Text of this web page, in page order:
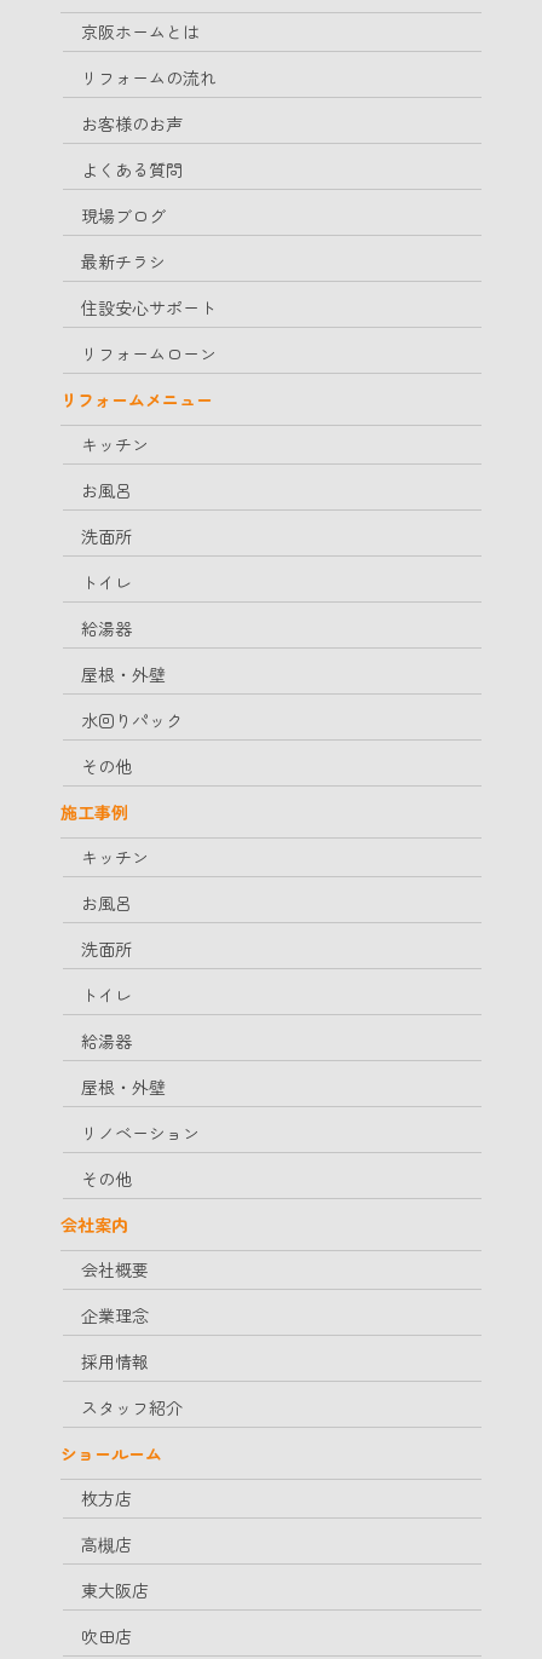
京阪ホームとは
リフォームの流れ
お客様のお声
よくある質問
現場ブログ
最新チラシ
住設安心サポート
リフォームローン
リフォームメニュー
キッチン
お風呂
洗面所
トイレ
給湯器
屋根・外壁
水回りパック
その他
施工事例
キッチン
お風呂
洗面所
トイレ
給湯器
屋根・外壁
リノベーション
その他
会社案内
会社概要
企業理念
採用情報
スタッフ紹介
ショールーム
枚方店
高槻店
東大阪店
吹田店